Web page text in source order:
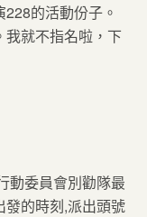
的活動份子。
我就不指名啦，下
動委員會別勸隊最
發的時刻,派出頭號